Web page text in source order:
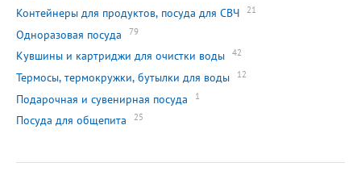
Контейнеры для продуктов, посуда для СВЧ 21
Одноразовая посуда 79
Кувшины и картриджи для очистки воды 42
Термосы, термокружки, бутылки для воды 12
Подарочная и сувенирная посуда 1
Посуда для общепита 25